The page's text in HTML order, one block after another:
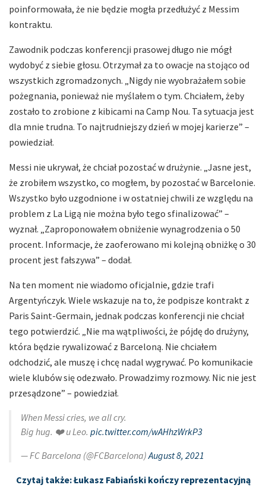
poinformowała, że nie będzie mogła przedłużyć z Messim
kontraktu.
Zawodnik podczas konferencji prasowej długo nie mógł
wydobyć z siebie głosu. Otrzymał za to owacje na stojąco od
wszystkich zgromadzonych. „Nigdy nie wyobrażałem sobie
pożegnania, ponieważ nie myślałem o tym. Chciałem, żeby
zostało to zrobione z kibicami na Camp Nou. Ta sytuacja jest
dla mnie trudna. To najtrudniejszy dzień w mojej karierze” –
powiedział.
Messi nie ukrywał, że chciał pozostać w drużynie. „Jasne jest,
że zrobiłem wszystko, co mogłem, by pozostać w Barcelonie.
Wszystko było uzgodnione i w ostatniej chwili ze względu na
problem z La Ligą nie można było tego sfinalizować” –
wyznał. „Zaproponowałem obniżenie wynagrodzenia o 50
procent. Informacje, że zaoferowano mi kolejną obniżkę o 30
procent jest fałszywa” – dodał.
Na ten moment nie wiadomo oficjalnie, gdzie trafi
Argentyńczyk. Wiele wskazuje na to, że podpisze kontrakt z
Paris Saint-Germain, jednak podczas konferencji nie chciał
tego potwierdzić. „Nie ma wątpliwości, że pójdę do drużyny,
która będzie rywalizować z Barceloną. Nie chciałem
odchodzić, ale muszę i chcę nadal wygrywać. Po komunikacie
wiele klubów się odezwało. Prowadzimy rozmowy. Nic nie jest
przesądzone” – powiedział.
When Messi cries, we all cry.
Big hug. ❤️ u Leo. pic.twitter.com/wAHhzWrkP3
— FC Barcelona (@FCBarcelona)August 8, 2021
Czytaj także: Łukasz Fabiański kończy reprezentacyjną